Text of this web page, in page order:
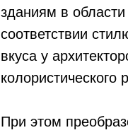
зданиям в
соответствии
вкуса у
При этом